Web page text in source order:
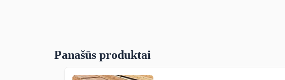
Panašūs produktai